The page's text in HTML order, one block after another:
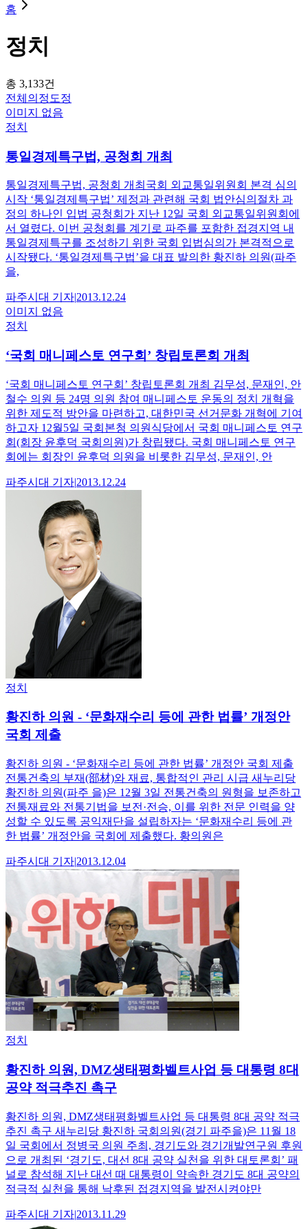
홈
정치
총 3,133건
전체 의정 도정
이미지 없음
정치
통일경제특구법, 공청회 개최
통일경제특구법, 공청회 개최국회 외교통일위원회 본격 심의
시작 ‘통일경제특구법’ 제정과 관련해 국회 법안심의절차 과
정의 하나인 입법 공청회가 지난 12일 국회 외교통일위원회에
서 열렸다. 이번 공청회를 계기로 파주를 포함한 접경지역 내
통일경제특구를 조성하기 위한 국회 입법심의가 본격적으로
시작됐다. ‘통일경제특구법’을 대표 발의한 황진하 의원(파주
을,
파주시대 기자|2013.12.24
이미지 없음
정치
‘국회 매니페스토 연구회’ 창립토론회 개최
‘국회 매니페스토 연구회’ 창립토론회 개최 김무성, 문재인, 안
철수 의원 등 24명 의원 참여 매니페스토 운동의 정치 개혁을
위한 제도적 방안을 마련하고, 대한민국 선거문화 개혁에 기여
하고자 12월5일 국회본청 의원식당에서 국회 매니페스토 연구
회(회장 윤후덕 국회의원)가 창립됐다. 국회 매니페스토 연구
회에는 회장인 윤후덕 의원을 비롯한 김무성, 문재인, 안
파주시대 기자|2013.12.24
정치
황진하 의원 - ‘문화재수리 등에 관한 법률’ 개정안
국회 제출
황진하 의원 - ‘문화재수리 등에 관한 법률’ 개정안 국회 제출
전통건축의 부재(部材)와 재료, 통합적인 관리 시급 새누리당
황진하 의원(파주 을)은 12월 3일 전통건축의 원형을 보존하고
전통재료와 전통기법을 보전·전승, 이를 위한 전문 인력을 양
성할 수 있도록 공익재단을 설립하자는 ‘문화재수리 등에 관
한 법률’ 개정안을 국회에 제출했다. 황의원은
파주시대 기자|2013.12.04
정치
황진하 의원, DMZ생태평화벨트사업 등 대통령 8대
공약 적극추진 촉구
황진하 의원, DMZ생태평화벨트사업 등 대통령 8대 공약 적극
추진 촉구 새누리당 황진하 국회의원(경기 파주을)은 11월 18
일 국회에서 정병국 의원 주최, 경기도와 경기개발연구원 후원
으로 개최된 ‘경기도, 대선 8대 공약 실천을 위한 대토론회’ 패
널로 참석해 지난 대선 때 대통령이 약속한 경기도 8대 공약의
적극적 실천을 통해 낙후된 접경지역을 발전시켜야만
파주시대 기자|2013.11.29